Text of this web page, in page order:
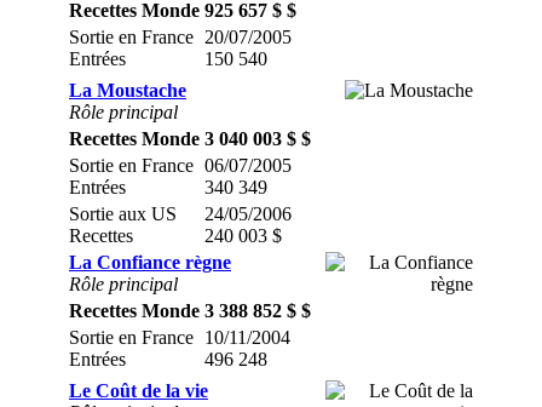
Recettes Monde 925 657 $ $
Sortie en France
Entrées
20/07/2005
150 540
La Moustache
Rôle principal
Recettes Monde 3 040 003 $ $
Sortie en France
Entrées
06/07/2005
340 349
Sortie aux US
Recettes
24/05/2006
240 003 $
La Confiance règne
Rôle principal
Recettes Monde 3 388 852 $ $
Sortie en France
Entrées
10/11/2004
496 248
Le Coût de la vie